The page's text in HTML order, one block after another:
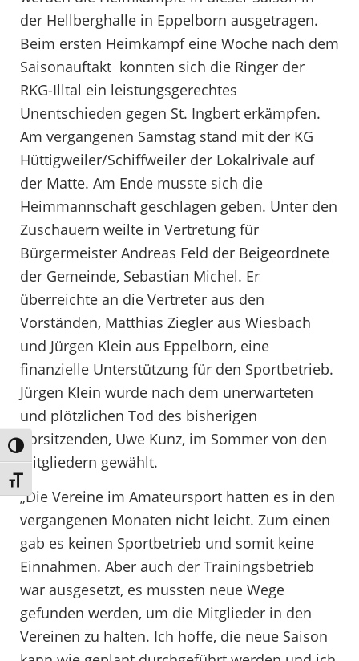
Umschalten auf hohe Kontraste
Schrift vergrößern
der Hellberghalle in Eppelborn ausgetragen.
Beim ersten Heimkampf eine Woche nach dem
Saisonauftakt konnten sich die Ringer der
RKG-Illtal ein leistungsgerechtes
Unentschieden gegen St. Ingbert erkämpfen.
Am vergangenen Samstag stand mit der KG
Hüttigweiler/Schiffweiler der Lokalrivale auf
der Matte. Am Ende musste sich die
Heimmannschaft geschlagen geben. Unter den
Zuschauern weilte in Vertretung für
Bürgermeister Andreas Feld der Beigeordnete
der Gemeinde, Sebastian Michel. Er
überreichte an die Vertreter aus den
Vorständen, Matthias Ziegler aus Wiesbach
und Jürgen Klein aus Eppelborn, eine
finanzielle Unterstützung für den Sportbetrieb.
Jürgen Klein wurde nach dem unerwarteten
und plötzlichen Tod des bisherigen
Vorsitzenden, Uwe Kunz, im Sommer von den
Mitgliedern gewählt.
„Die Vereine im Amateursport hatten es in den
vergangenen Monaten nicht leicht. Zum einen
gab es keinen Sportbetrieb und somit keine
Einnahmen. Aber auch der Trainingsbetrieb
war ausgesetzt, es mussten neue Wege
gefunden werden, um die Mitglieder in den
Vereinen zu halten. Ich hoffe, die neue Saison